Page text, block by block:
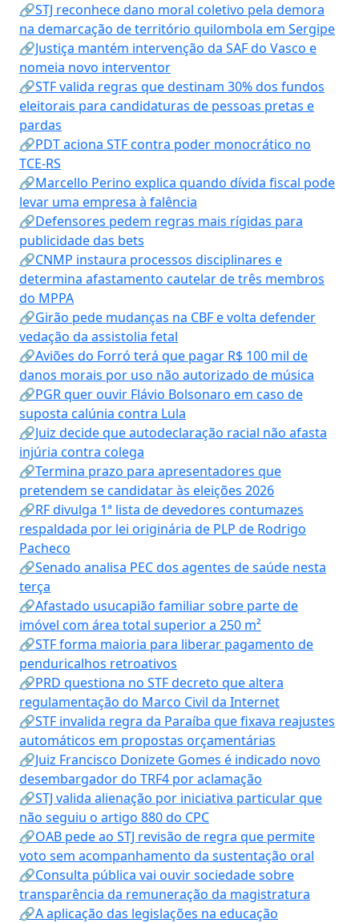
🔗STJ reconhece dano moral coletivo pela demora
na demarcação de território quilombola em Sergipe
🔗Justiça mantém intervenção da SAF do Vasco e
nomeia novo interventor
🔗STF valida regras que destinam 30% dos fundos
eleitorais para candidaturas de pessoas pretas e
pardas
🔗PDT aciona STF contra poder monocrático no
TCE-RS
🔗Marcello Perino explica quando dívida fiscal pode
levar uma empresa à falência
🔗Defensores pedem regras mais rígidas para
publicidade das bets
🔗CNMP instaura processos disciplinares e
determina afastamento cautelar de três membros
do MPPA
🔗Girão pede mudanças na CBF e volta defender
vedação da assistolia fetal
🔗Aviões do Forró terá que pagar R$ 100 mil de
danos morais por uso não autorizado de música
🔗PGR quer ouvir Flávio Bolsonaro em caso de
suposta calúnia contra Lula
🔗Juiz decide que autodeclaração racial não afasta
injúria contra colega
🔗Termina prazo para apresentadores que
pretendem se candidatar às eleições 2026
🔗RF divulga 1ª lista de devedores contumazes
respaldada por lei originária de PLP de Rodrigo
Pacheco
🔗Senado analisa PEC dos agentes de saúde nesta
terça
🔗Afastado usucapião familiar sobre parte de
imóvel com área total superior a 250 m²
🔗STF forma maioria para liberar pagamento de
penduricalhos retroativos
🔗PRD questiona no STF decreto que altera
regulamentação do Marco Civil da Internet
🔗STF invalida regra da Paraíba que fixava reajustes
automáticos em propostas orçamentárias
🔗Juiz Francisco Donizete Gomes é indicado novo
desembargador do TRF4 por aclamação
🔗STJ valida alienação por iniciativa particular que
não seguiu o artigo 880 do CPC
🔗OAB pede ao STJ revisão de regra que permite
voto sem acompanhamento da sustentação oral
🔗Consulta pública vai ouvir sociedade sobre
transparência da remuneração da magistratura
🔗A aplicação das legislações na educação